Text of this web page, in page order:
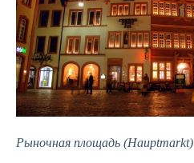
Рыночная площадь (Hauptmarkt)